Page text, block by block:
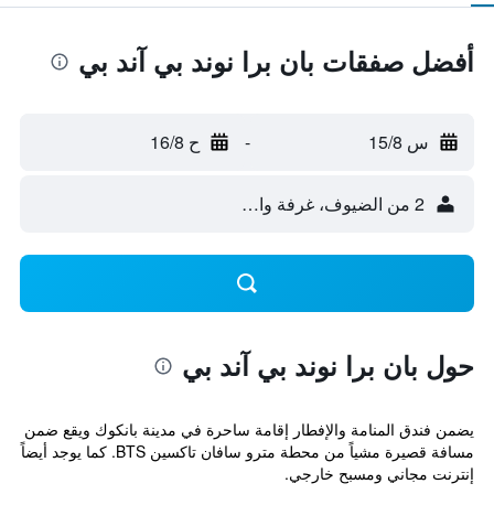
أفضل صفقات بان برا نوند بي آند بي
س 15/8 - ح 16/8
2 من الضيوف، غرفة واحدة
حول بان برا نوند بي آند بي
يضمن فندق المنامة والإفطار إقامة ساحرة في مدينة بانكوك ويقع ضمن
مسافة قصيرة مشياً من محطة مترو سافان تاكسين BTS. كما يوجد أيضاً
إنترنت مجاني ومسبح خارجي.